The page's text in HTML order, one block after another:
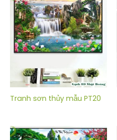
Tranh sơn thủy mẫu PT20